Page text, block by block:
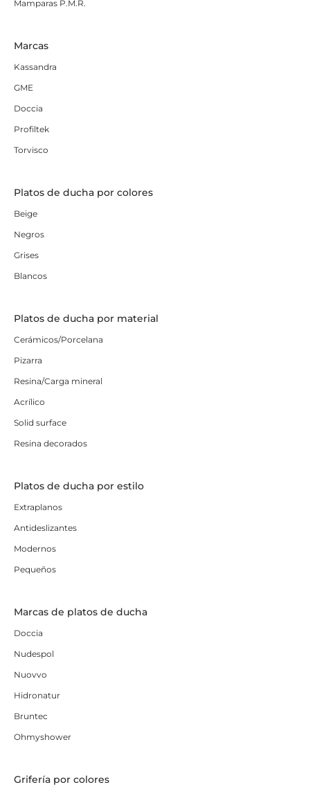
Mamparas P.M.R.
Marcas
Kassandra
GME
Doccia
Profiltek
Torvisco
Platos de ducha por colores
Beige
Negros
Grises
Blancos
Platos de ducha por material
Cerámicos/Porcelana
Pizarra
Resina/Carga mineral
Acrílico
Solid surface
Resina decorados
Platos de ducha por estilo
Extraplanos
Antideslizantes
Modernos
Pequeños
Marcas de platos de ducha
Doccia
Nudespol
Nuovvo
Hidronatur
Bruntec
Ohmyshower
Grifería por colores